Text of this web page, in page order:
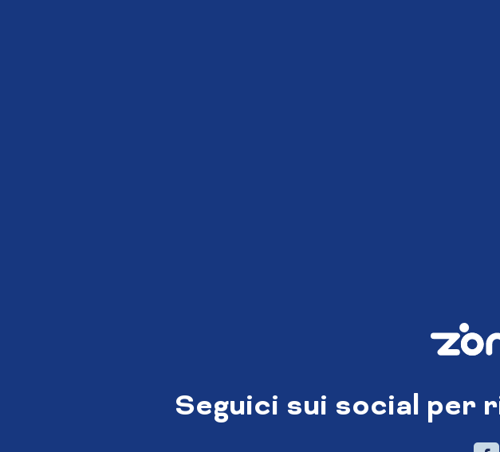
Seguici sui social per